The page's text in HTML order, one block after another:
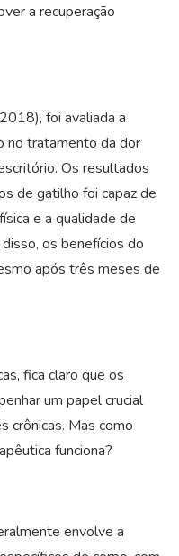
a recuperação
foi avaliada a
no tratamento da dor
Os resultados
de gatilho foi capaz de
e a qualidade de
os benefícios do
após três meses de
fica claro que os
um papel crucial
crônicas. Mas como
funciona?
envolve a